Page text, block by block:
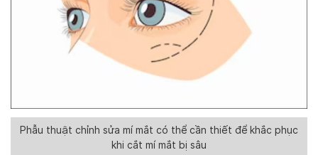
Phẫu thuật chỉnh sửa mí mắt có thể cần thiết để khắc phục
khi cắt mí mắt bị sâu